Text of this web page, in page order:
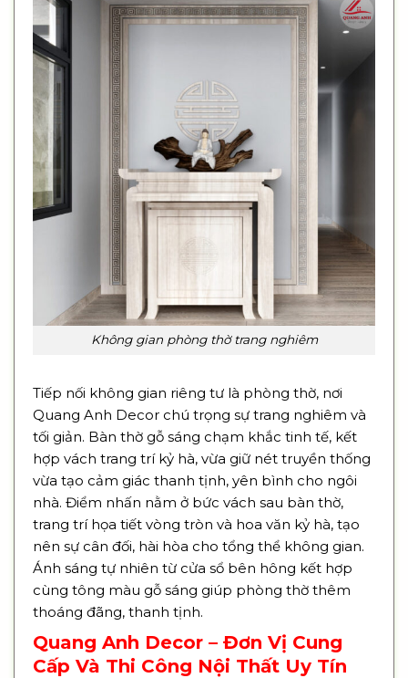
Không gian phòng thờ trang nghiêm
Tiếp nối không gian riêng tư là phòng thờ, nơi
Quang Anh Decor chú trọng sự trang nghiêm và
tối giản. Bàn thờ gỗ sáng chạm khắc tinh tế, kết
hợp vách trang trí kỷ hà, vừa giữ nét truyền thống
vừa tạo cảm giác thanh tịnh, yên bình cho ngôi
nhà. Điểm nhấn nằm ở bức vách sau bàn thờ,
trang trí họa tiết vòng tròn và hoa văn kỷ hà, tạo
nên sự cân đối, hài hòa cho tổng thể không gian.
Ánh sáng tự nhiên từ cửa sổ bên hông kết hợp
cùng tông màu gỗ sáng giúp phòng thờ thêm
thoáng đãng, thanh tịnh.
Quang Anh Decor – Đơn Vị Cung
Cấp Và Thi Công Nội Thất Uy Tín